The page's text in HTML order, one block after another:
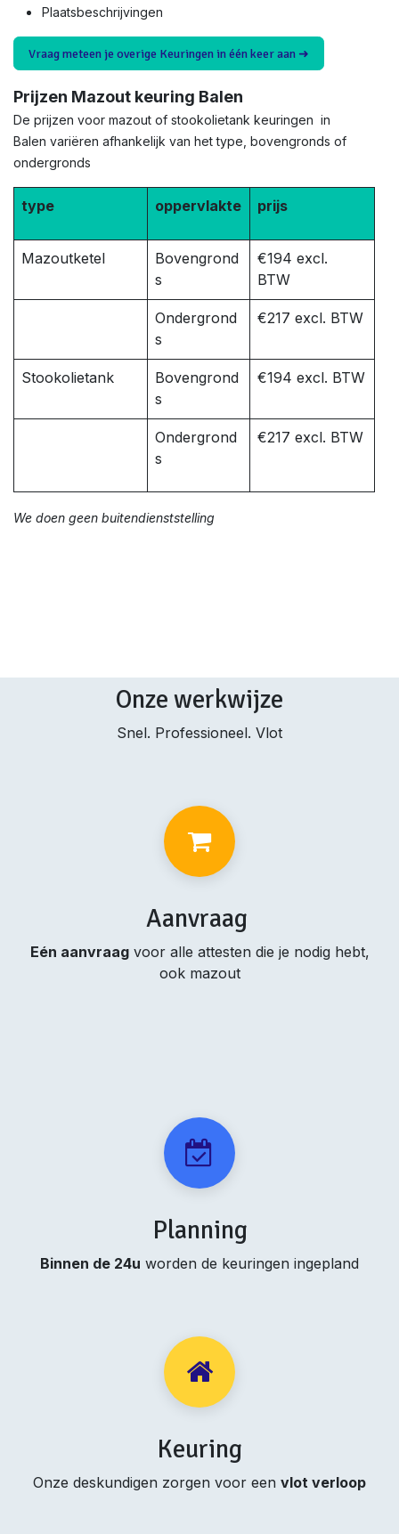
Plaatsbeschrijvingen
Vraag meteen je overige Keuringen in één keer aan ➜
Prijzen Mazout keuring Balen
De prijzen voor mazout of stookolietank keuringen in
Balen variëren afhankelijk van het type, bovengronds of
ondergronds
type oppervlakte prijs
Mazoutketel
Bovengrond
s
€194 excl.
BTW
Ondergrond
s
€217 excl. BTW
Stookolietank
Bovengrond
s
€194 excl. BTW
Ondergrond
s
€217 excl. BTW
We doen geen buitendienststelling
Onze werkwijze
Snel. Professioneel. Vlot
Aanvraag
Eén aanvraagvoor alle attesten die je nodig hebt,
ook mazout
Planning
Binnen de 24u worden de keuringen ingepland
Keuring
Onze deskundigen zorgen voor een vlot verloop